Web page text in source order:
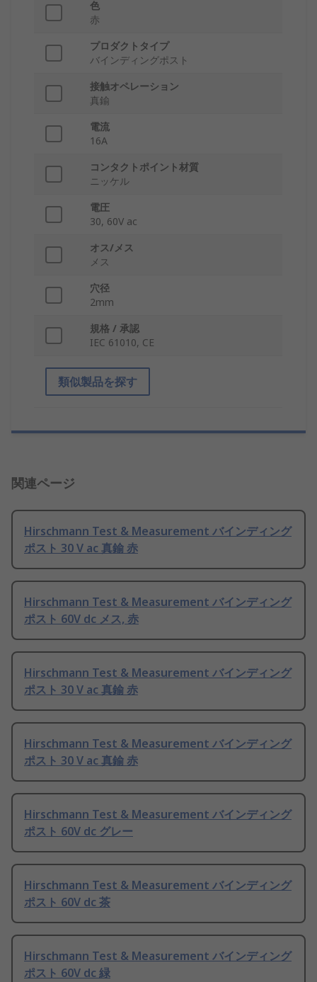
色
赤
プロダクトタイプ
バインディングポスト
接触オペレーション
真鍮
電流
16A
コンタクトポイント材質
ニッケル
電圧
30, 60V ac
オス/メス
メス
穴径
2mm
規格 / 承認
IEC 61010, CE
類似製品を探す
関連ページ
Hirschmann Test & Measurement バインディング
ポスト 30 V ac 真鍮 赤
Hirschmann Test & Measurement バインディング
ポスト 60V dc メス, 赤
Hirschmann Test & Measurement バインディング
ポスト 30 V ac 真鍮 赤
Hirschmann Test & Measurement バインディング
ポスト 30 V ac 真鍮 赤
Hirschmann Test & Measurement バインディング
ポスト 60V dc グレー
Hirschmann Test & Measurement バインディング
ポスト 60V dc 茶
Hirschmann Test & Measurement バインディング
ポスト 60V dc 緑